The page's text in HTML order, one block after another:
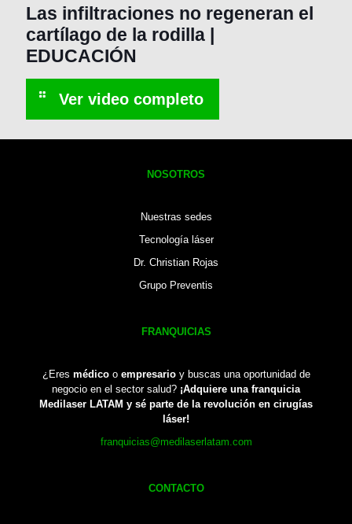
Las infiltraciones no regeneran el
cartílago de la rodilla |
EDUCACIÓN
NOSOTROS
Nuestras sedes
Tecnología láser
Dr. Christian Rojas
Grupo Preventis
FRANQUICIAS
¿Eres médicoo empresarioy buscas una oportunidad de
negocio en el sector salud? ¡Adquiere una franquicia
Medilaser LATAM y sé parte de la revolución en cirugías
láser!
franquicias@medilaserlatam.com
CONTACTO